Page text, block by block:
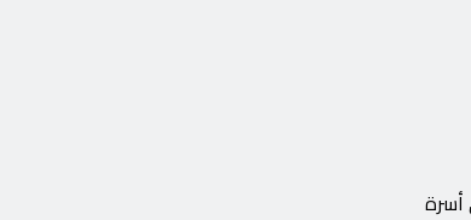
مع بريم طارق ، ازداد البحث ، ولد حسن في 12 يوليو 1987 م. في أسرة